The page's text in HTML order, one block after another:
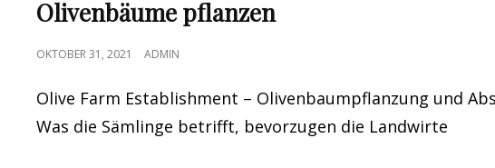
Olivenbäume pflanzen
POSTED
OKTOBER 31, 2021 ADMIN
Olive Farm Establishment – Olivenbaumpflanzung und
Was die Sämlinge betrifft, bevorzugen die Landwirte